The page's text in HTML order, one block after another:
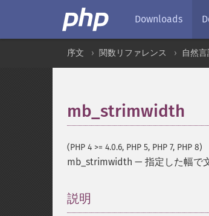
Downloads
序文 関数リファレンス 自然
mb_strimwidth
(PHP 4 >= 4.0.6, PHP 5, PHP 7, PHP 8)
mb_strimwidth — 指定した幅で
説明